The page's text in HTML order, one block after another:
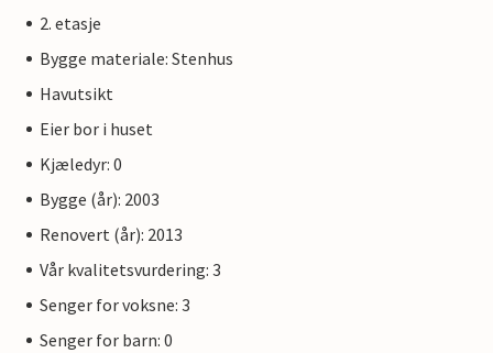
2. etasje
Bygge materiale: Stenhus
Havutsikt
Eier bor i huset
Kjæledyr: 0
Bygge (år): 2003
Renovert (år): 2013
Vår kvalitetsvurdering: 3
Senger for voksne: 3
Senger for barn: 0